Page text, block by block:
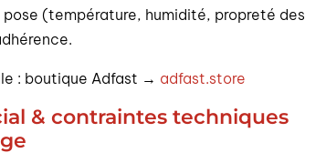
(température, humidité, propreté des
: boutique Adfast → adfast.store
& contraintes techniques